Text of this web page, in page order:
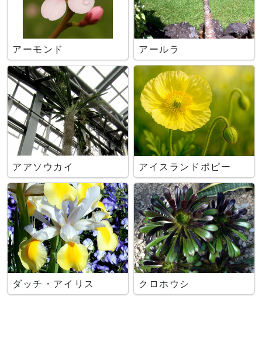
アーモンド アールラ
アアソウカイ アイスランドポピー
ダッチ・アイリス クロホウシ